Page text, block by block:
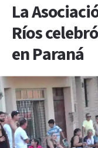
La
Ríos
en Paraná